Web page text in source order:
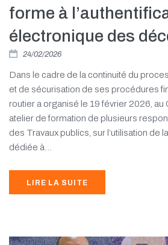
forme à
électronique des
24/02/2026
Dans le cadre de la continuité du
et de sécurisation de ses procédures
routier a organisé le 19 février 2026, au
atelier de formation de plusieurs
des Travaux publics, sur l’utilisation de
dédiée à...
LIRE LA SUITE